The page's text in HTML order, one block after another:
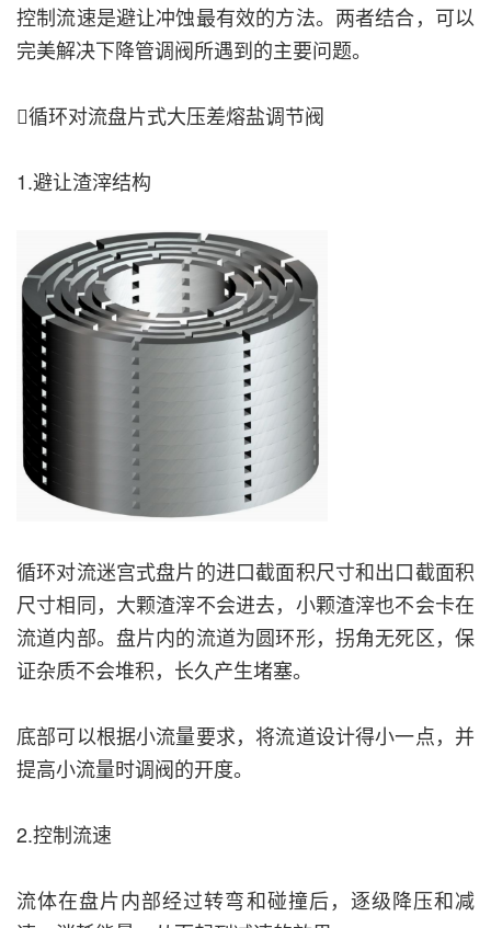
控制流速是避让冲蚀最有效的方法。两者结合，可以
完美解决下降管调阀所遇到的主要问题。
循环对流盘片式大压差熔盐调节阀
1.避让渣滓结构
循环对流迷宫式盘片的进口截面积尺寸和出口截面积
尺寸相同，大颗渣滓不会进去，小颗渣滓也不会卡在
流道内部。盘片内的流道为圆环形，拐角无死区，保
证杂质不会堆积，长久产生堵塞。
底部可以根据小流量要求，将流道设计得小一点，并
提高小流量时调阀的开度。
2.控制流速
流体在盘片内部经过转弯和碰撞后，逐级降压和减